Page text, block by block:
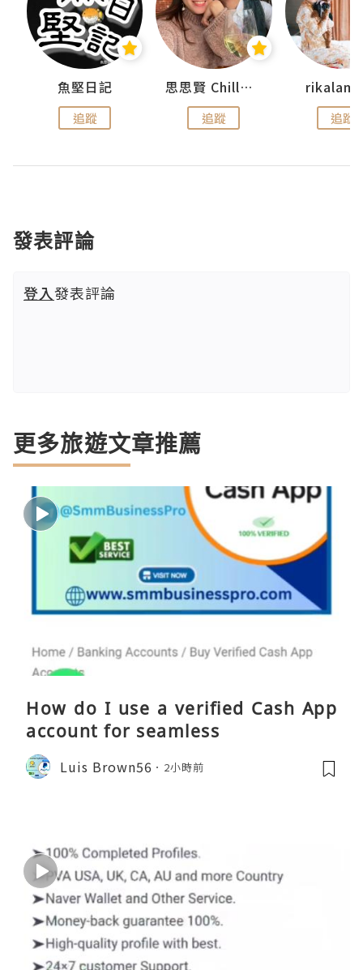
魚堅日記
追蹤
思思賢 ChillMyBabe
追蹤 追蹤
發表評論
登入發表評論
更多旅遊文章推薦
How do I use a verified Cash App
account for seamless
Luis Brown56 2小時前